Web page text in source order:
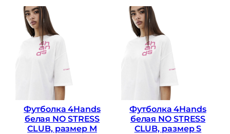
Футболка 4Hands
белая NO STRESS
CLUB, размер M
Футболка 4Hands
белая NO STRESS
CLUB, размер S